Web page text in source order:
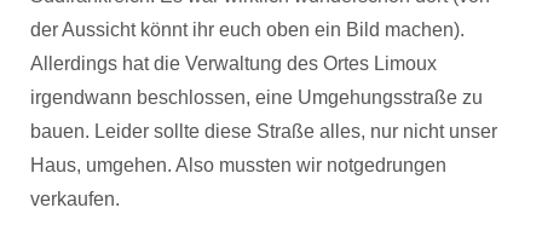
der Aussicht könnt ihr euch oben ein Bild machen).
Allerdings hat die Verwaltung des Ortes Limoux
irgendwann beschlossen, eine Umgehungsstraße zu
bauen. Leider sollte diese Straße alles, nur nicht unser
Haus, umgehen. Also mussten wir notgedrungen
verkaufen.